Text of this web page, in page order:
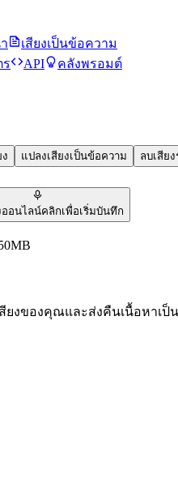
เสียงเป็นข้อความ
API
คลังพรอมต์
แปลงเสียงเป็นข้อความ ลบเสีย
ออนไลน์คลิกเพื่อเริ่มบันทึก
ยงของคุณและส่งคืนเนื้อหา